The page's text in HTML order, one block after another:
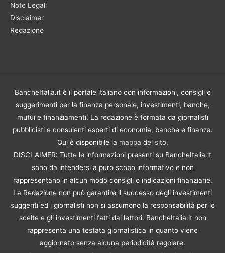
Note Legali
Disclaimer
Redazione
BancheItalia.it è il portale italiano con informazioni, consigli e
suggerimenti per la finanza personale, investimenti, banche,
mutui e finanziamenti. La redazione è formata da giornalisti
pubblicisti e consulenti esperti di economia, banche e finanza.
Qui è disponibile la mappa del sito.
DISCLAIMER: Tutte le informazioni presenti su BancheItalia.it
sono da intendersi a puro scopo informativo e non
rappresentano in alcun modo consigli o indicazioni finanziarie.
La Redazione non può garantire il successo degli investimenti
suggeriti ed i giornalisti non si assumono la responsabilità per le
scelte e gli investimenti fatti dai lettori. BancheItalia.it non
rappresenta una testata giornalistica in quanto viene
aggiornato senza alcuna periodicità regolare.